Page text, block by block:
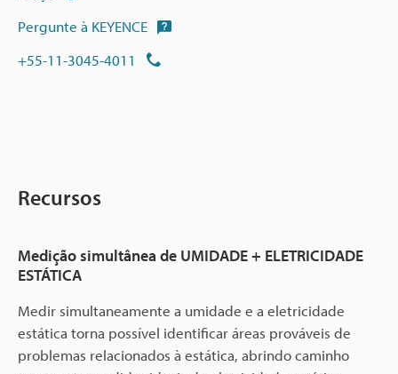
Pergunte à KEYENCE
+55-11-3045-4011
Recursos
Medição simultânea de UMIDADE + ELETRICIDADE
ESTÁTICA
Medir simultaneamente a umidade e a eletricidade
estática torna possível identificar áreas prováveis de
problemas relacionados à estática, abrindo caminho